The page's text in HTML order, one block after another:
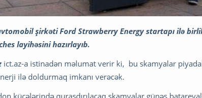
şirkəti Ford Strawberry Energy startapı ilə
layihəsini hazırlayıb.
ict.az-a istinadən məlumat verir ki, bu skamyalar
ilə doldurmaq imkanı verəcək.
küçələrində quraşdırılacaq skamyalar günəş